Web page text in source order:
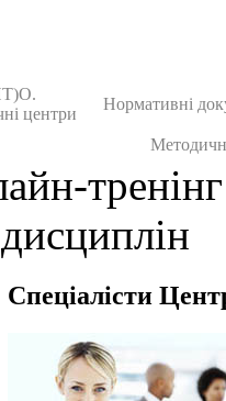
центри
Нормативні
Спеціалісти